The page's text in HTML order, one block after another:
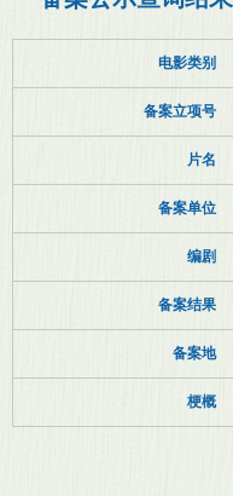
电影类别
备案立项号
片名
备案单位
编剧
备案结果
备案地
梗概